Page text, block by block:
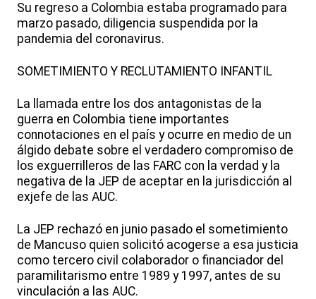
Su regreso a Colombia estaba programado para
marzo pasado, diligencia suspendida por la
pandemia del coronavirus.
SOMETIMIENTO Y RECLUTAMIENTO INFANTIL
La llamada entre los dos antagonistas de la
guerra en Colombia tiene importantes
connotaciones en el país y ocurre en medio de un
álgido debate sobre el verdadero compromiso de
los exguerrilleros de las FARC con la verdad y la
negativa de la JEP de aceptar en la jurisdicción al
exjefe de las AUC.
La JEP rechazó en junio pasado el sometimiento
de Mancuso quien solicitó acogerse a esa justicia
como tercero civil colaborador o financiador del
paramilitarismo entre 1989 y 1997, antes de su
vinculación a las AUC.